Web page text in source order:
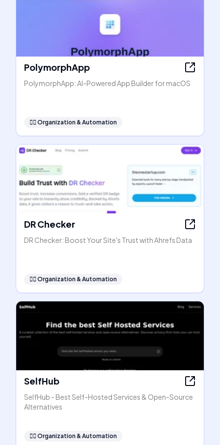
PolymorphApp
PolymorphApp: AI-Powered App Builder for macOS
🧞‍♂️ Organization & Automation
DR Checker
DR Checker: Boost Your Site's Trust with Ahrefs Data
🧞‍♂️ Organization & Automation
SelfHub
SelfHub - Best Self-Hosted Services & Open-Source
Alternatives
🧞‍♂️ Organization & Automation